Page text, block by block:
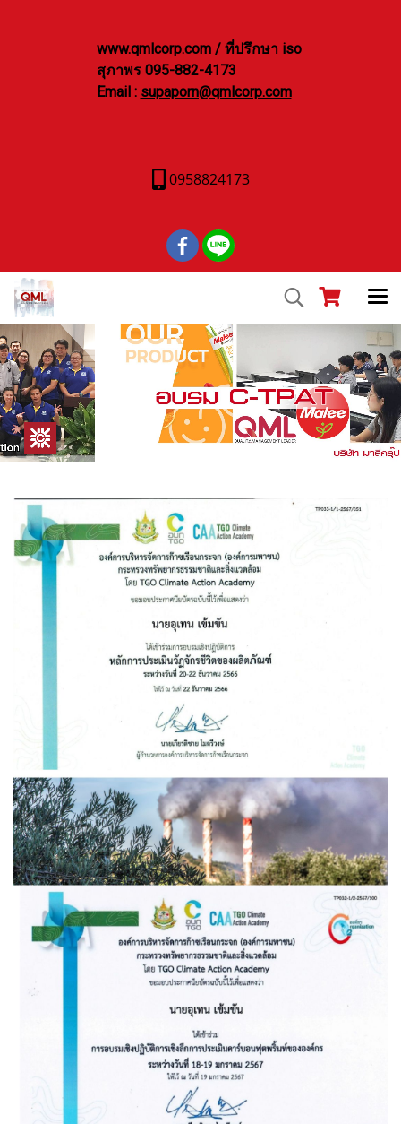
www.qmlcorp.com / ที่ปรึกษา iso
สุภาพร 095-882-4173
Email : supaporn@qmlcorp.com
0958824173